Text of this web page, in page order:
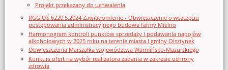
Projekt przekazany do uchwalenia
RGGIOŚ.6220.5.2024 Zawiadomienie - Obwieszczenie o wszczęciu
postępowania administracyjnego budowa farmy Mielno
Harmonogram kontroli punktów sprzedaży i podawania napojów
alkoholowych w 2025 roku na terenie miasta i gminy Olsztynek
Obwieszczenia Marszałka województwa Warmińsko-Mazurskiego
Konkurs ofert na wybór realizatora zadania w zakresie ochrony
zdrowia